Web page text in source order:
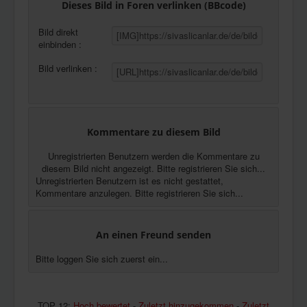
Dieses Bild in Foren verlinken (BBcode)
Bild direkt
einbinden :
Bild verlinken :
Kommentare zu diesem Bild
Unregistrierten Benutzern werden die Kommentare zu
diesem Bild nicht angezeigt. Bitte registrieren Sie sich...
Unregistrierten Benutzern ist es nicht gestattet,
Kommentare anzulegen. Bitte registrieren Sie sich...
An einen Freund senden
Bitte loggen Sie sich zuerst ein...